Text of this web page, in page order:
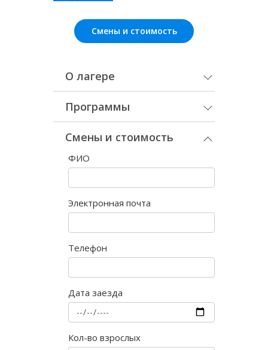
Смены и стоимость
О лагере
Программы
Смены и стоимость
ФИО
Электронная почта
Телефон
Дата заезда
Кол-во взрослых